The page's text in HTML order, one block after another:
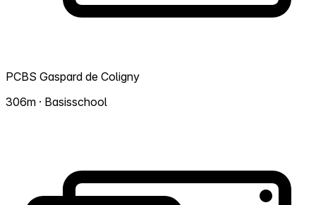
PCBS Gaspard de Coligny
306m · Basisschool